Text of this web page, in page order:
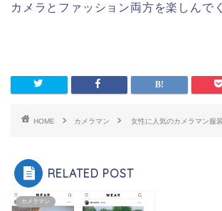
カメラとファッション両方を楽しんで
HOME カメラマン ⼥性に⼈気のカメラマン服
RELATED POST
カメラマン